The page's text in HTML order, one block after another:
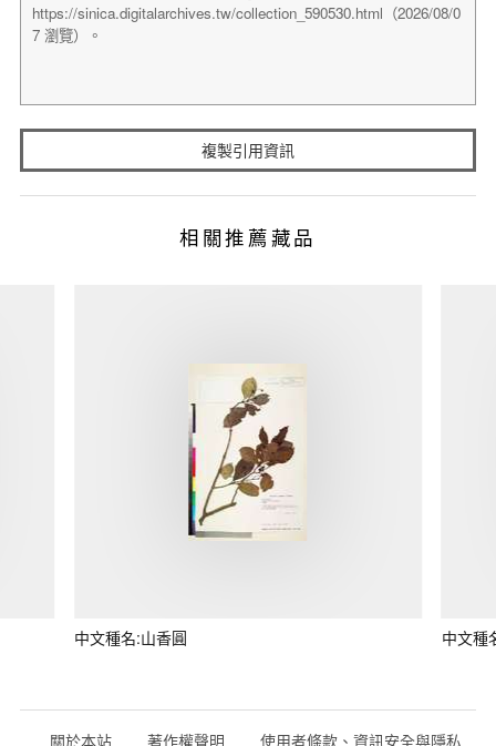
複製引用資訊
相關推薦藏品
中文種名:山香圓 中文種
關於本站 著作權聲明 使用者條款、資訊安全與隱私